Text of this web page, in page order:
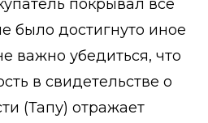
покрывал все
было достигнуто иное
важно убедиться, что
в свидетельстве о
(Тапу) отражает